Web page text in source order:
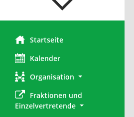
Startseite
Kalender
Organisation
Fraktionen und
Einzelvertretende